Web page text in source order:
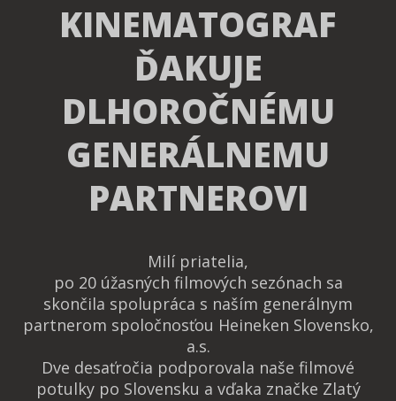
KINEMATOGRAF
ĎAKUJE
DLHOROČNÉMU
GENERÁLNEMU
PARTNEROVI
Milí priatelia,
po 20 úžasných filmových sezónach sa
skončila spolupráca s naším generálnym
partnerom spoločnosťou Heineken Slovensko,
a.s.
Dve desaťročia podporovala naše filmové
potulky po Slovensku a vďaka značke Zlatý